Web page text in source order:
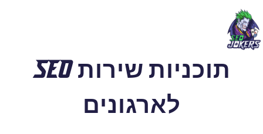
תוכניות שירות SEO
לארגונים